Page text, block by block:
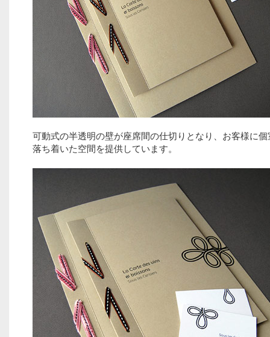
可動式の半透明の壁が座席間の仕切りとなり、お客様に
落ち着いた空間を提供しています。